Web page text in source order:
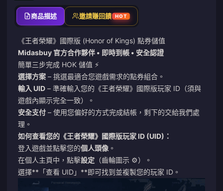
商品描述 邀請賺回饋 HOT
《王者榮耀》國際版 (Honor of Kings) 點券儲值
Midasbuy 官方合作夥伴 • 即時到帳 • 安全認證
簡單三步完成 HOK 儲值 ⚡️
選擇方案 – 挑選最適合您遊戲需求的點券組合。
輸入 UID – 準確輸入您的《王者榮耀》國際版玩家 ID（須與
遊戲內顯示完全一致）。
安全支付 – 使用您偏好的方式完成結帳，剩下的交給我們處
理。
如何查看您的《王者榮耀》國際版玩家 ID (UID)：
登入遊戲並點擊您的個人頭像 。
在個人主頁中，點擊設定 （齒輪圖示 ⚙️）。
選擇**「查看 UID」**即可找到並複製您的玩家 ID。